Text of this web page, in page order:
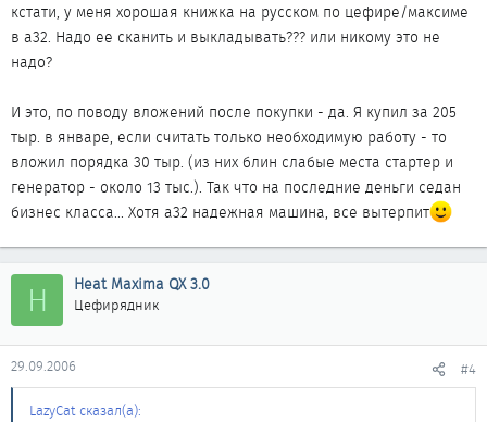
кстати, у меня хорошая книжка на русском по цефире/максиме
в а32. Надо ее сканить и выкладывать??? или никому это не
надо?
И это, по поводу вложений после покупки - да. Я купил за 205
тыр. в январе, если считать только необходимую работу - то
вложил порядка 30 тыр. (из них блин слабые места стартер и
генератор - около 13 тыс.). Так что на последние деньги седан
бизнес класса... Хотя а32 надежная машина, все вытерпит
H Heat Maxima QX 3.0
Цефирядник
29.09.2006 #4
LazyCat сказал(а):